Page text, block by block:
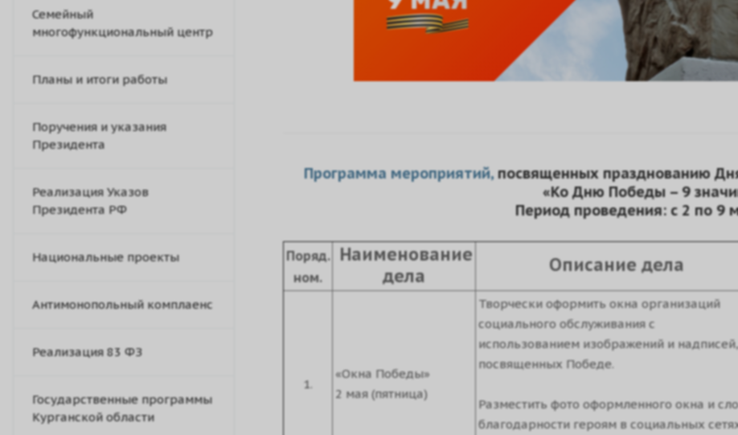
Семейный
многофункциональный центр
Планы и итоги работы
Поручения и указания
Президента
Реализация Указов
Президента РФ
Национальные проекты
Антимонопольный комплаенс
Реализация 83 ФЗ
Государственные программы
Курганской области
Программа мероприятий,посвященных празднованию
«Ко Дню Победы – 9
Период проведения: с 2 по 9
Поряд.
ном.
Наименование
дела
Описание дела
1.
«Окна Победы»
2 мая (пятница)
Творчески оформить окна организаций
социального обслуживания с
использованием изображений и надписей,
посвященных Победе.
Разместить фото оформленного окна и
благодарности героям в социальных